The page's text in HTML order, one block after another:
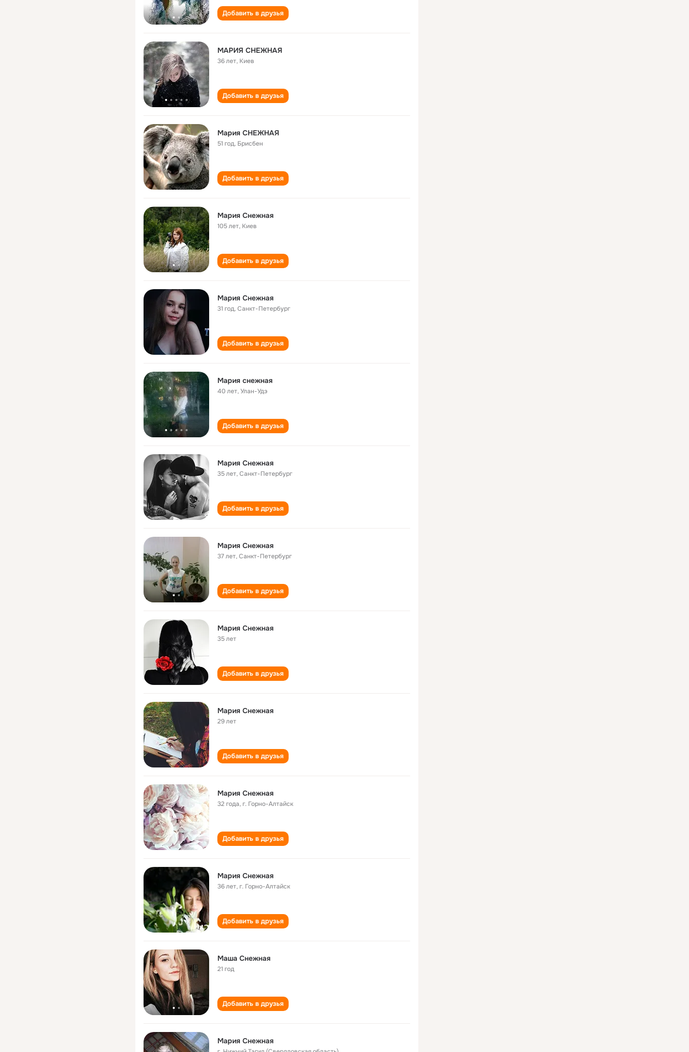
Добавить в друзья
МАРИЯ СНЕЖНАЯ
36 лет, Киев
Добавить в друзья
Мария СНЕЖНАЯ
51 год, Брисбен
Добавить в друзья
Мария Снежная
105 лет, Киев
Добавить в друзья
Мария Снежная
31 год,Санкт-Петербург
Добавить в друзья
Мария снежная
40 лет,Улан-Удэ
Добавить в друзья
Мария Снежная
35 лет,Санкт-Петербург
Добавить в друзья
Мария Снежная
37 лет,Санкт-Петербург
Добавить в друзья
Мария Снежная
35 лет
Добавить в друзья
Мария Снежная
29 лет
Добавить в друзья
Мария Снежная
32 года,г. Горно-Алтайск
Добавить в друзья
Мария Снежная
36 лет,г. Горно-Алтайск
Добавить в друзья
Маша Снежная
21 год
Добавить в друзья
Мария Снежная